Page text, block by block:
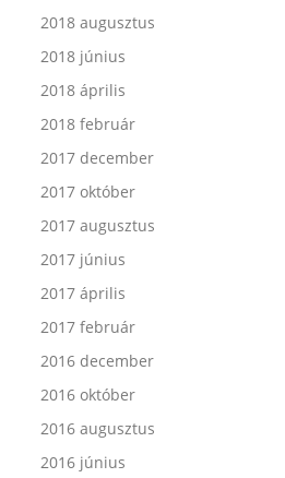
2018 augusztus
2018 június
2018 április
2018 február
2017 december
2017 október
2017 augusztus
2017 június
2017 április
2017 február
2016 december
2016 október
2016 augusztus
2016 június